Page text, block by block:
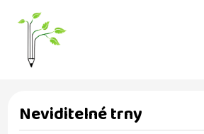
Neviditelné trny